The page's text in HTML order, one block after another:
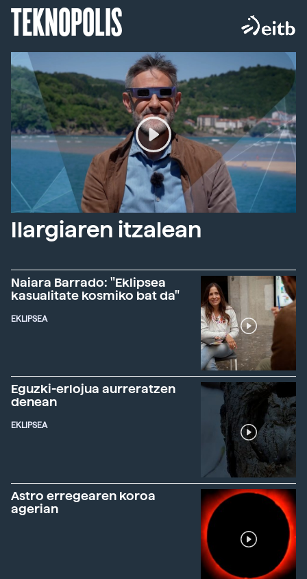
TEKNOPOLIS
Ilargiaren itzalean
Naiara Barrado: "Eklipsea
kasualitate kosmiko bat da"
EKLIPSEA
Eguzki-erlojua aurreratzen
denean
EKLIPSEA
Astro erregearen koroa
agerian